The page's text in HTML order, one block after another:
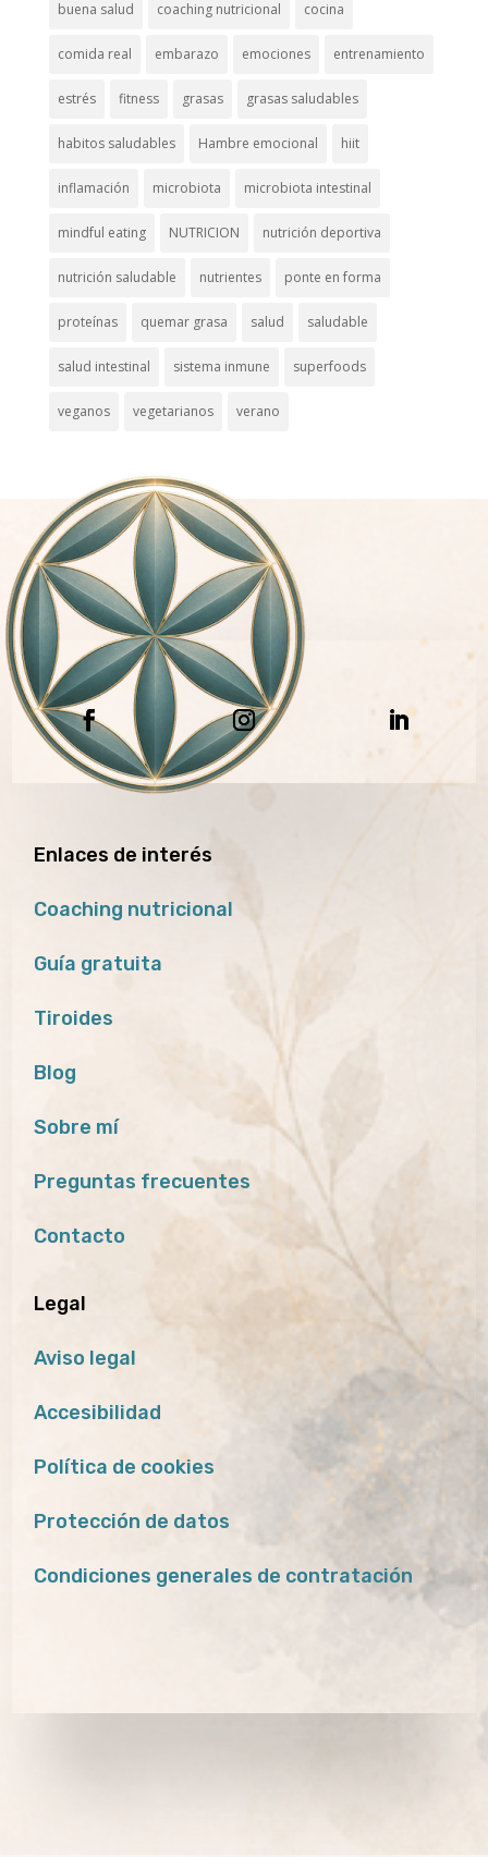
buena salud coaching nutricional cocina
comida real embarazo emociones entrenamiento
estrés fitness grasas grasas saludables
habitos saludables Hambre emocional hiit
inflamación microbiota microbiota intestinal
mindful eating NUTRICION nutrición deportiva
nutrición saludable nutrientes ponte en forma
proteínas quemar grasa salud saludable
salud intestinal sistema inmune superfoods
veganos vegetarianos verano
Enlaces de interés
Coaching nutricional
Guía gratuita
Tiroides
Blog
Sobre mí
Preguntas frecuentes
Contacto
Legal
Aviso legal
Accesibilidad
Política de cookies
Protección de datos
Condiciones generales de contratación